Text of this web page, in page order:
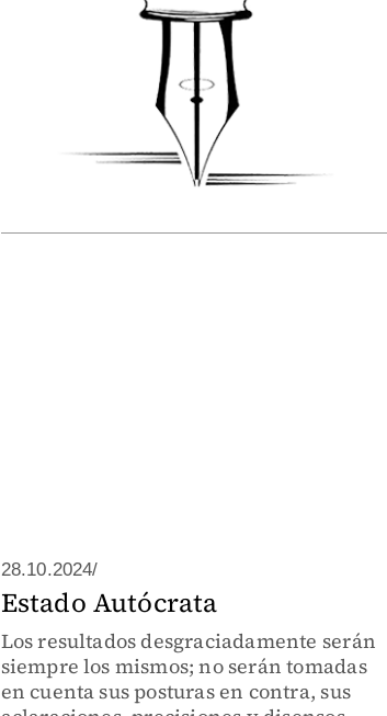
28.10.2024/
Estado Autócrata
Los resultados desgraciadamente serán
siempre los mismos; no serán tomadas
en cuenta sus posturas en contra, sus